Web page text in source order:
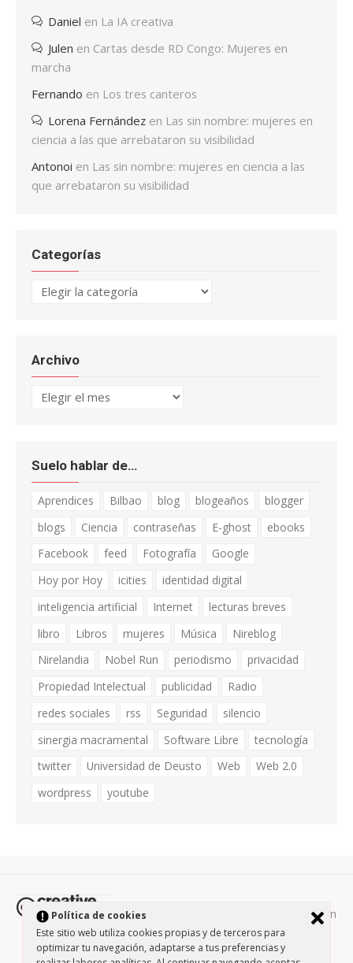
Política de cookies
Este sitio web utiliza cookies propias y de terceros para
optimizar tu navegación, adaptarse a tus preferencias y
Daniel en La IA creativa
Julen en Cartas desde RD Congo: Mujeres en
marcha
Fernando en Los tres canteros
Lorena Fernández en Las sin nombre: mujeres en
ciencia a las que arrebataron su visibilidad
Antonoi en Las sin nombre: mujeres en ciencia a las
que arrebataron su visibilidad
Categorías
Categorías
Archivo
Archivo
Suelo hablar de…
Aprendices Bilbao blog blogeaños
blogger
blogs
Ciencia contraseñas E-ghost
ebooks
Facebook
feed Fotografía
Google
Hoy por Hoy
icities
identidad digital
inteligencia artificial
Internet
lecturas breves
libro
Libros mujeres Música
Nireblog
Nirelandia
Nobel Run periodismo
privacidad
Propiedad Intelectual
publicidad
Radio
redes sociales
rss Seguridad
silencio
sinergia macramental
Software Libre
tecnología
twitter
Universidad de Deusto Web
Web 2.0
wordpress
youtube
Todos los contenidos de esta página están
protegidos por la licencia Creative Commons Attribution-
NonCommercial-ShareAlike 3.0. / Política de privacidad